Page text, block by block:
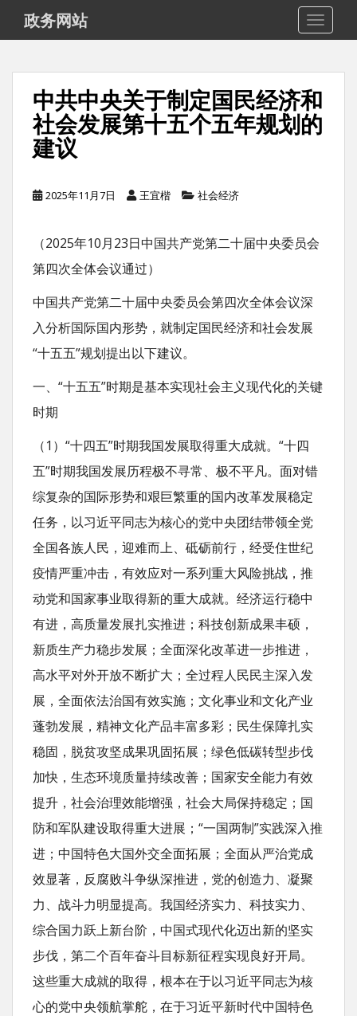
政务网站
中共中央关于制定国民经济和
社会发展第十五个五年规划的
建议
2025年11月7日 王宜楷 社会经济
（2025年10月23日中国共产党第二十届中央委员会
第四次全体会议通过）
中国共产党第二十届中央委员会第四次全体会议深
入分析国际国内形势，就制定国民经济和社会发展
“十五五”规划提出以下建议。
一、“十五五”时期是基本实现社会主义现代化的关键
时期
（1）“十四五”时期我国发展取得重大成就。“十四
五”时期我国发展历程极不寻常、极不平凡。面对错
综复杂的国际形势和艰巨繁重的国内改革发展稳定
任务，以习近平同志为核心的党中央团结带领全党
全国各族人民，迎难而上、砥砺前行，经受住世纪
疫情严重冲击，有效应对一系列重大风险挑战，推
动党和国家事业取得新的重大成就。经济运行稳中
有进，高质量发展扎实推进；科技创新成果丰硕，
新质生产力稳步发展；全面深化改革进一步推进，
高水平对外开放不断扩大；全过程人民民主深入发
展，全面依法治国有效实施；文化事业和文化产业
蓬勃发展，精神文化产品丰富多彩；民生保障扎实
稳固，脱贫攻坚成果巩固拓展；绿色低碳转型步伐
加快，生态环境质量持续改善；国家安全能力有效
提升，社会治理效能增强，社会大局保持稳定；国
防和军队建设取得重大进展；“一国两制”实践深入推
进；中国特色大国外交全面拓展；全面从严治党成
效显著，反腐败斗争纵深推进，党的创造力、凝聚
力、战斗力明显提高。我国经济实力、科技实力、
综合国力跃上新台阶，中国式现代化迈出新的坚实
步伐，第二个百年奋斗目标新征程实现良好开局。
这些重大成就的取得，根本在于以习近平同志为核
心的党中央领航掌舵，在于习近平新时代中国特色